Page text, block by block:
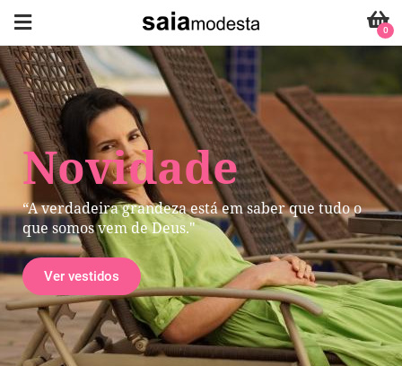
Novidade
“A verdadeira grandeza está em saber que tudo o
que somos vem de Deus."
Ver vestidos
0